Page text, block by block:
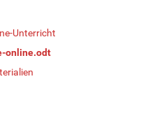
Unterricht
online.odt